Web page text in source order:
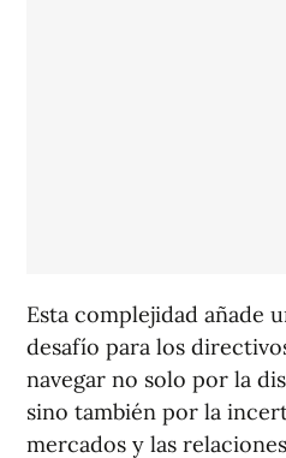
Esta complejidad añade
desafío para los
navegar no solo por la
sino también por la
mercados y las